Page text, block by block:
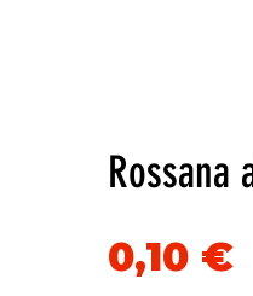
Rossana
0,10 €